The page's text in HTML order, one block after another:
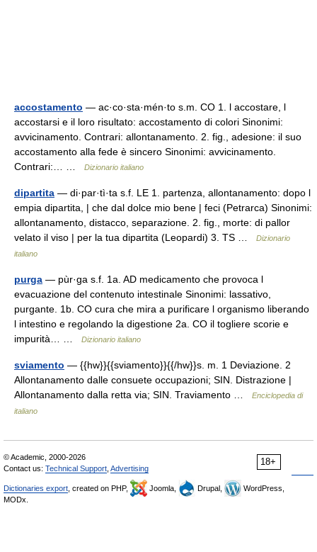
accostamento — ac·co·sta·mén·to s.m. CO 1. l accostare, l
accostarsi e il loro risultato: accostamento di colori Sinonimi:
avvicinamento. Contrari: allontanamento. 2. fig., adesione: il suo
accostamento alla fede è sincero Sinonimi: avvicinamento.
Contrari:… …
Dizionario italiano
dipartita — di·par·tì·ta s.f. LE 1. partenza, allontanamento: dopo l
empia dipartita, | che dal dolce mio bene | feci (Petrarca) Sinonimi:
allontanamento, distacco, separazione. 2. fig., morte: di pallor
velato il viso | per la tua dipartita (Leopardi) 3. TS …
Dizionario
italiano
purga — pùr·ga s.f. 1a. AD medicamento che provoca l
evacuazione del contenuto intestinale Sinonimi: lassativo,
purgante. 1b. CO cura che mira a purificare l organismo liberando
l intestino e regolando la digestione 2a. CO il togliere scorie e
impurità… …
Dizionario italiano
sviamento — {{hw}}{{sviamento}}{{/hw}}s. m. 1 Deviazione. 2
Allontanamento dalle consuete occupazioni; SIN. Distrazione |
Allontanamento dalla retta via; SIN. Traviamento …
Enciclopedia di
italiano
18+
© Academic, 2000-2026
Contact us: Technical Support Advertising
Dictionaries export , created on PHP, Joomla, Drupal,
WordPress,
MODx.